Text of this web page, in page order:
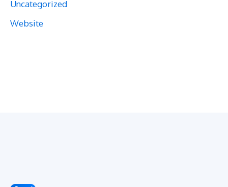
Uncategorized
Website